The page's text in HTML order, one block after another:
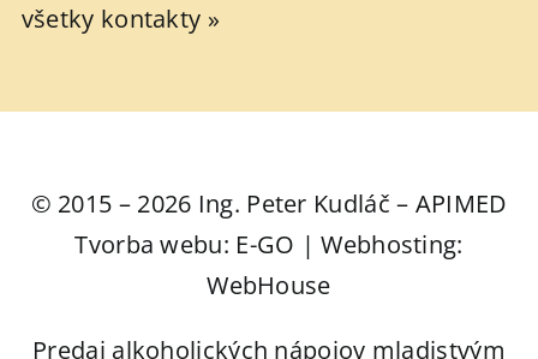
všetky kontakty »
© 2015 – 2026 Ing. Peter Kudláč – APIMED
Tvorba webu: E-GO | Webhosting:
WebHouse
Predaj alkoholických nápojov mladistvým